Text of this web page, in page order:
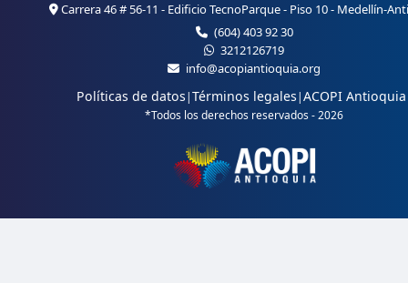
Carrera 46 # 56-11 - Edificio TecnoParque - Piso 10 - Medellín-
(604) 403 92 30
3212126719
info@acopiantioquia.org
Políticas de datos|Términos legales|ACOPI Antioquia
*Todos los derechos reservados - 2026